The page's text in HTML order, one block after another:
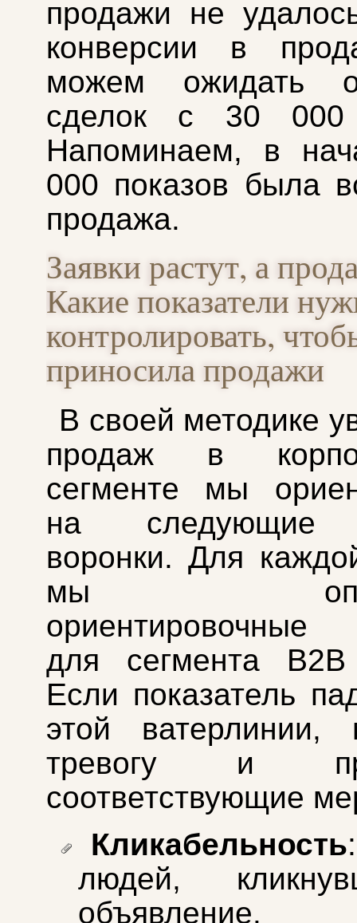
продажи не
конверсии в
можем ожидать
сделок с 30 000
Напоминаем, в
000 показов была
продажа.
Заявки растут, а
Какие показатели
контролировать,
приносила продажи
В своей методике
продаж в
сегменте мы
на следующие
воронки. Для
мы
ориентировочные
для сегмента B2B
Если показатель
этой
тревогу и
соответствующие
Кликабельность
людей,
объявление.